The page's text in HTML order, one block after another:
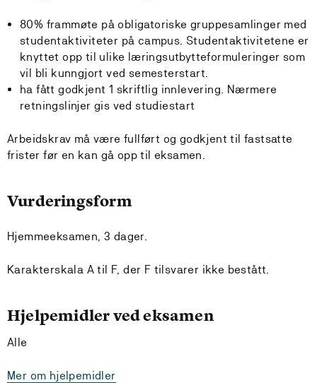
80% frammøte på obligatoriske gruppesamlinger med
studentaktiviteter på campus. Studentaktivitetene er
knyttet opp til ulike læringsutbytteformuleringer som
vil bli kunngjort ved semesterstart.
ha fått godkjent 1 skriftlig innlevering. Nærmere
retningslinjer gis ved studiestart
Arbeidskrav må være fullført og godkjent til fastsatte
frister før en kan gå opp til eksamen.
Vurderingsform
Hjemmeeksamen, 3 dager.
Karakterskala A til F, der F tilsvarer ikke bestått.
Hjelpemidler ved eksamen
Alle
Mer om hjelpemidler